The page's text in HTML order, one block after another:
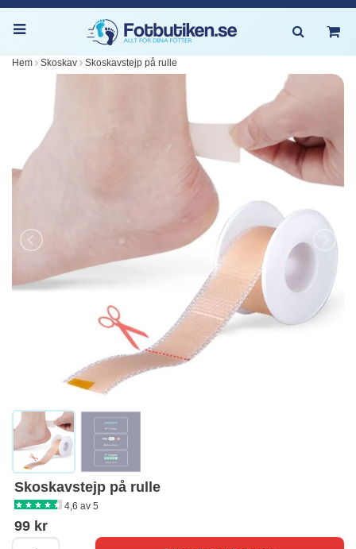
Hem Skoskav Skoskavstejp på rulle
Skoskavstejp på rulle
4,6 av 5
99 kr